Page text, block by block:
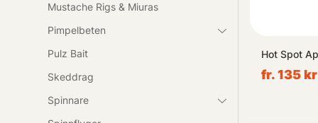
Mustache Rigs & Miuras
Pimpelbeten
Pulz Bait
Skeddrag
Spinnare
Hot Spot
fr. 135 kr